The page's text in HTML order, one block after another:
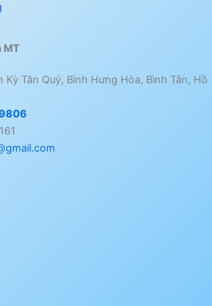
MT
Kỳ Tân Quý, Bình Hưng Hòa, Bình Tân, Hồ